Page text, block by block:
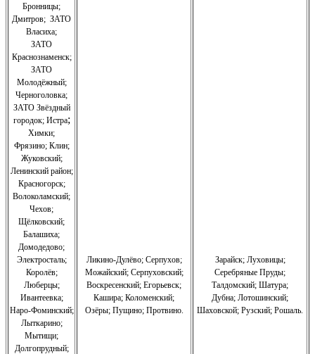
Бронницы;
Дмитров; ЗАТО
Власиха;
ЗАТО
Краснознаменск;
ЗАТО
Молодёжный;
Черноголовка;
ЗАТО Звёздный
городок; Истра;
Химки;
Фрязино;Клин;
Жуковский;
Ленинский район;
Красногорск;
Волоколамский;
Чехов;
Щёлковский;
Балашиха;
Домодедово;
Электросталь;
Королёв;
Люберцы;
Ивантеевка;
Наро-Фоминский;
Лыткарино;
Мытищи;
Долгопрудный;
Ликино-Дулёво;Серпухов;
Можайский;Серпуховский;
Воскресенский; Егорьевск;
Кашира; Коломенский;
Озёры;Пущино;Протвино.
Зарайск; Луховицы;
Серебряные Пруды;
Талдомский; Шатура;
Дубна; Лотошинский;
Шаховской; Рузский; Рошаль.